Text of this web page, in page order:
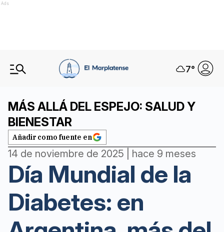
Ads
7°
MÁS ALLÁ DEL ESPEJO: SALUD Y
BIENESTAR
Añadir como fuente en
14 de noviembre de 2025 | hace 9 meses
Día Mundial de la
Diabetes: en